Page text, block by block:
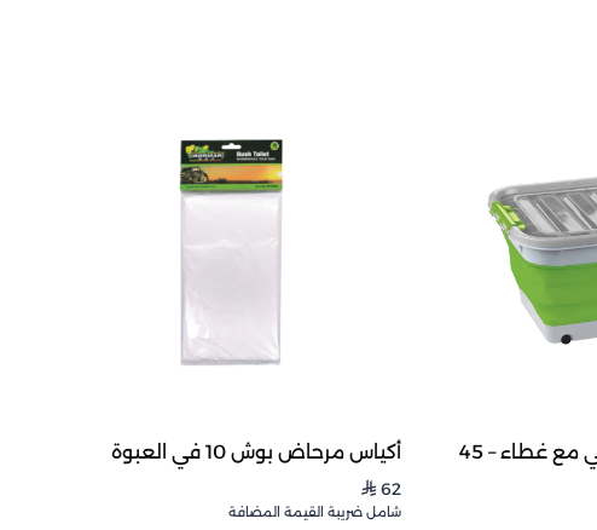
حوض تخزين قابل للطي مع غطاء – 45
أكياس مرحاض بوش 10 في العبوة
⃁62
شامل ضريبة القيمة المضافة